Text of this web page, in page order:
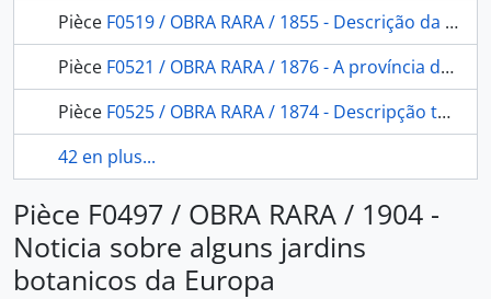
Pièce F0519 / OBRA RARA / 1855 - Descrição da Costa do Brasil de Pitimbu e São Bento e de todas as Barras, Portos e Rio do Litoral da Provincia de Pernambuco: seguida de um roteiro para se demandarem as mesmas barras.Acompanhando a Planta Geral da Costa.Apresentando ao Illm. Sr. capitão. em 3 de fevereiro de 1855.
Pièce F0521 / OBRA RARA / 1876 - A província de Goyaz. Exposição Nacional de 1875
Pièce F0525 / OBRA RARA / 1874 - Descripção topographica do mappa da provincia de Santa Catarina organisada na Commissão do Registro geral e Estatistica das terras publicas sob a presidencia do Conselheiro Bernardo Augusto Nascentes de Azambuja
42 en plus...
Pièce F0497 / OBRA RARA / 1904 -
Noticia sobre alguns jardins
botanicos da Europa